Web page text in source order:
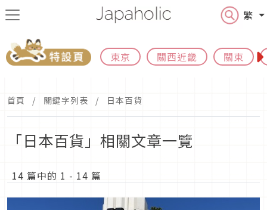
繁
東京 關西近畿 關東
首頁 關鍵字列表 日本百貨
「日本百貨」相關文章一覽
14 篇中的 1 - 14 篇